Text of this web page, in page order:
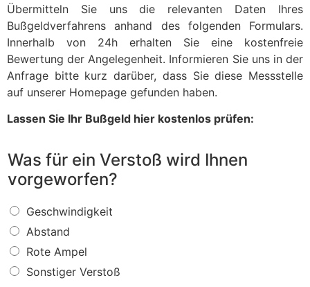
Übermitteln Sie uns die relevanten Daten Ihres
Bußgeldverfahrens anhand des folgenden Formulars.
Innerhalb von 24h erhalten Sie eine kostenfreie
Bewertung der Angelegenheit. Informieren Sie uns in der
Anfrage bitte kurz darüber, dass Sie diese Messstelle
auf unserer Homepage gefunden haben.
Lassen Sie Ihr Bußgeld hier kostenlos prüfen:
Was für ein Verstoß wird Ihnen
vorgeworfen?
W
a
s
f
ü
r
Geschwindigkeit
Abstand
Rote Ampel
Sonstiger Verstoß